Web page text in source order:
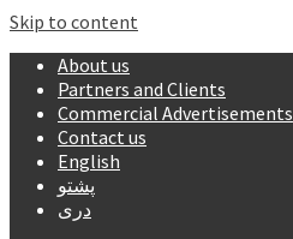
Skip to content
About us
Partners and Clients
Commercial Advertisements
Contact us
English
پشتو
دری